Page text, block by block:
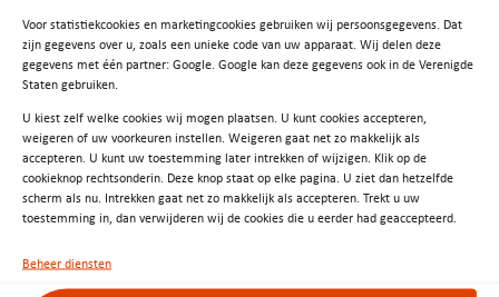
Voor statistiekcookies en marketingcookies gebruiken wij persoonsgegevens. Dat
zijn gegevens over u, zoals een unieke code van uw apparaat. Wij delen deze
gegevens met één partner: Google. Google kan deze gegevens ook in de Verenigde
Staten gebruiken.
U kiest zelf welke cookies wij mogen plaatsen. U kunt cookies accepteren,
weigeren of uw voorkeuren instellen. Weigeren gaat net zo makkelijk als
accepteren. U kunt uw toestemming later intrekken of wijzigen. Klik op de
cookieknop rechtsonderin. Deze knop staat op elke pagina. U ziet dan hetzelfde
scherm als nu. Intrekken gaat net zo makkelijk als accepteren. Trekt u uw
toestemming in, dan verwijderen wij de cookies die u eerder had geaccepteerd.
Beheer diensten
met betrekking tot investeren.
Aanvullende informatie
Aedes Benchmark 2025